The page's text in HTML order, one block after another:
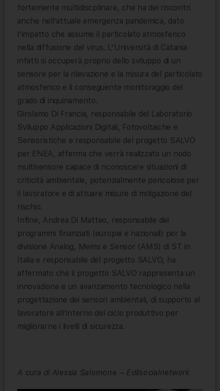
fortemente multidiscplinare, che ha dei riscontri
anche nell’attuale emergenza pandemica, dato
l’impatto che assume il particolato atmosferico
nella diffusione del virus. L’Università di Catania
infatti si occuperà proprio dello sviluppo di un
sensore per la rilevazione e la misura del particolato
atmosferico e il conseguente monitoraggio del
grado di inquinamento.
Girolamo Di Francia, responsabile del Laboratorio
Sviluppo Applicazioni Digitali, Fotovoltaiche e
Sensoristiche e responsabile del progetto SALVO
per ENEA, afferma che verrà realizzato un nodo
multisensore capace di riconoscere situazioni di
criticità ambientale, potenzialmente pericolose per
il lavoratore e di attuare misure di mitigazione del
rischio.
Infine, Andrea Di Matteo, responsabile dei
programmi finanziati (europei e nazionali) per la
divisione Analog, Mems e Sensor (AMS) di ST in
Italia e responsabile del progetto SALVO, ha
affermato che il progetto SALVO rappresenta un
innovazione e un avanzamento tecnologico nella
progettazione dei sensori ambientali, di supporto al
lavoratore all’interno del ciclo produttivo per
migliorarne i livelli di sicurezza.
A cura di Alessia Salomone – Edilsocialnetwork